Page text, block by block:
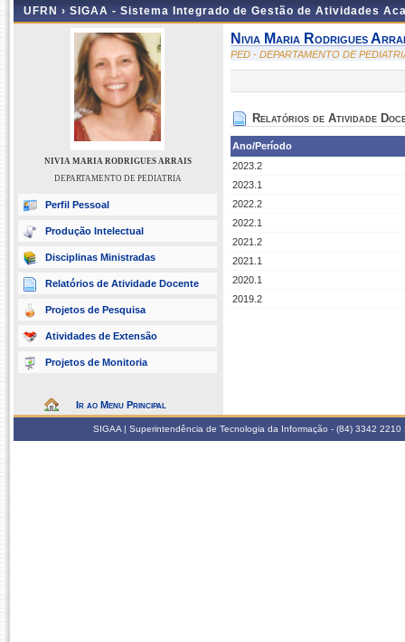
UFRN › SIGAA - Sistema Integrado de Gestão de Atividades
NIVIA MARIA RODRIGUES ARRAIS
DEPARTAMENTO DE PEDIATRIA
Perfil Pessoal
Produção Intelectual
Disciplinas Ministradas
Relatórios de Atividade Docente
Projetos de Pesquisa
Atividades de Extensão
Projetos de Monitoria
Ir ao Menu Principal
Nivia Maria Rodrigues
PED - DEPARTAMENTO DE
Relatórios de Atividade
Ano/Período
2023.2
2023.1
2022.2
2022.1
2021.2
2021.1
2020.1
2019.2
SIGAA | Superintendência de Tecnologia da Informação - (84) 3342